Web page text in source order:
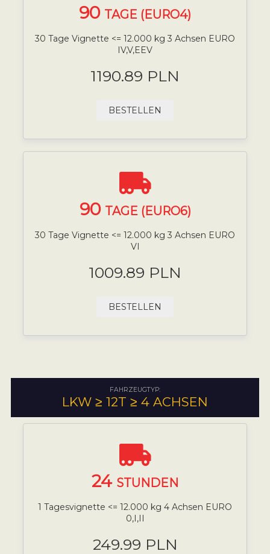
90 TAGE (EURO4)
30 Tage Vignette <= 12.000 kg 3 Achsen EURO
IV,V,EEV
1190.89 PLN
BESTELLEN
90 TAGE (EURO6)
30 Tage Vignette <= 12.000 kg 3 Achsen EURO
VI
1009.89 PLN
BESTELLEN
FAHRZEUGTYP:
LKW ≥ 12T ≥ 4 ACHSEN
24 STUNDEN
1 Tagesvignette <= 12.000 kg 4 Achsen EURO
0,I,II
249.99 PLN